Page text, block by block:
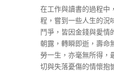
在工作與讀書的過程中
程，嘗到一些人生的況
鬥爭，皆因金錢與愛情
朝露，轉瞬即逝，壽命
勞一生，亦毫無所得，
切與失落憂傷的情懷抱